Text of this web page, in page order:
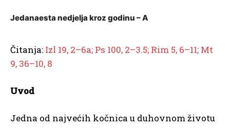
Jedanaesta nedjelja kroz godinu – A
Čitanja: Izl 19, 2–6a; Ps 100, 2–3.5; Rim 5, 6–11; Mt
9, 36–10, 8
Uvod
Jedna od najvećih kočnica u duhovnom životu